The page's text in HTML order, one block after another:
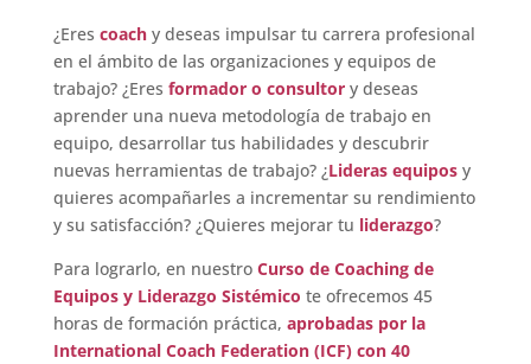
¿Eres coachy deseas impulsar tu carrera profesional
en el ámbito de las organizaciones y equipos de
trabajo? ¿Eres formador o consultory deseas
aprender una nueva metodología de trabajo en
equipo, desarrollar tus habilidades y descubrir
nuevas herramientas de trabajo? ¿Lideras equiposy
quieres acompañarles a incrementar su rendimiento
y su satisfacción? ¿Quieres mejorar tu liderazgo?
Para lograrlo, en nuestro Curso de Coaching de
Equipos y Liderazgo Sistémico te ofrecemos 45
horas de formación práctica, aprobadas por la
International Coach Federation (ICF) con 40